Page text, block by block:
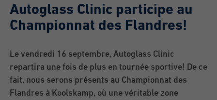
Autoglass Clinic participe au
Championnat des Flandres!
Le vendredi 16 septembre, Autoglass Clinic
repartira une fois de plus en tournée sportive! De ce
fait, nous serons présents au Championnat des
Flandres à Koolskamp, où une véritable zone